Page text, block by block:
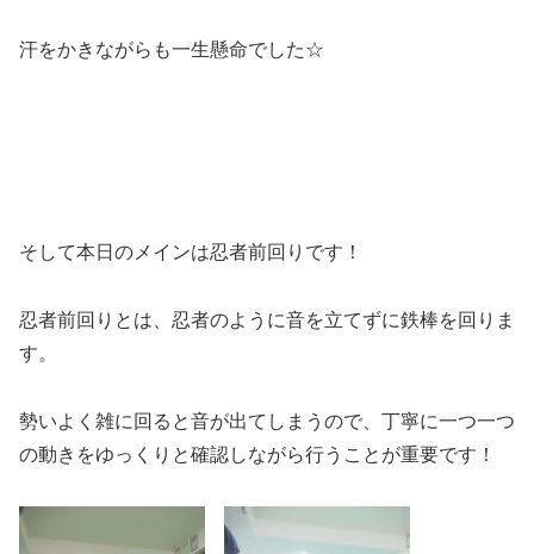
汗をかきながらも一生懸命でした☆
そして本日のメインは忍者前回りです！
忍者前回りとは、忍者のように音を立てずに鉄棒を回りま
す。
勢いよく雑に回ると音が出てしまうので、丁寧に一つ一つ
の動きをゆっくりと確認しながら行うことが重要です！